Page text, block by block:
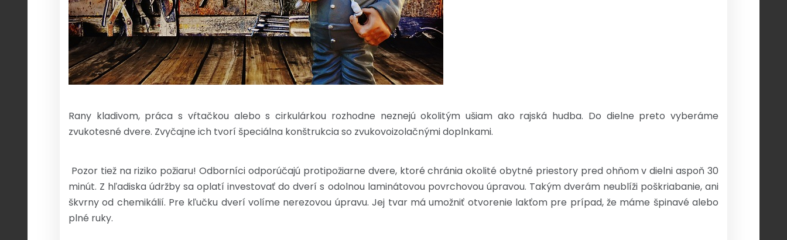
Rany kladivom, práca s vŕtačkou alebo s cirkulárkou rozhodne neznejú okolitým ušiam ako rajská hudba. Do dielne preto vyberáme
zvukotesné dvere. Zvyčajne ich tvorí špeciálna konštrukcia so zvukovoizolačnými doplnkami.
Pozor tiež na riziko požiaru! Odborníci odporúčajú protipožiarne dvere, ktoré chránia okolité obytné priestory pred ohňom v dielni aspoň 30
minút. Z hľadiska údržby sa oplatí investovať do dverí s odolnou laminátovou povrchovou úpravou. Takým dverám neublíži poškriabanie, ani
škvrny od chemikálií. Pre kľučku dverí volíme nerezovou úpravu. Jej tvar má umožniť otvorenie lakťom pre prípad, že máme špinavé alebo
plné ruky.